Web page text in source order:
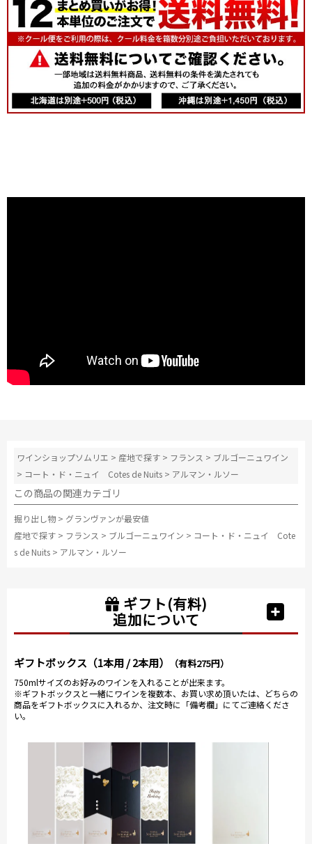
ワインショップソムリエ > 産地で探す > フランス > ブルゴーニュワイン
> コート・ド・ニュイ Cotes de Nuits > アルマン・ルソー
この商品の関連カテゴリ
掘り出し物 > グランヴァンが最安値
産地で探す > フランス > ブルゴーニュワイン > コート・ド・ニュイ Cote
s de Nuits > アルマン・ルソー
ギフト(有料)
追加について
ギフトボックス（1本用 / 2本用） （有料275円）
750mlサイズのお好みのワインを入れることが出来ます。
※ギフトボックスと一緒にワインを複数本、お買い求め頂いたは、どちらの
商品をギフトボックスに入れるか、注文時に「備考欄」にてご連絡くださ
い。